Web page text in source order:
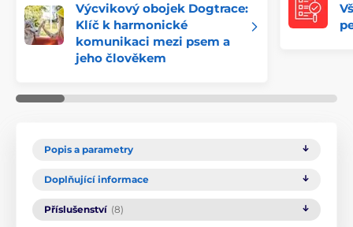
Výcvikový obojek Dogtrace:
Klíč k harmonické
komunikaci mezi psem a
jeho člověkem
Popis a parametry
Doplňující informace
Příslušenství (8)